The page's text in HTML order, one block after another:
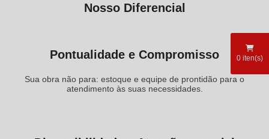
0 iten(s)
Nosso Diferencial
Pontualidade e Compromisso
Sua obra não para: estoque e equipe de prontidão para o
atendimento às suas necessidades.